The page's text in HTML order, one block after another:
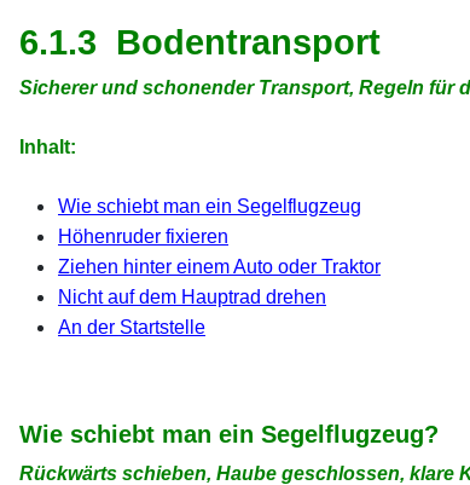
6.1.3 Bodentransport
Sicherer und schonender Transport, Regeln für
Inhalt:
Wie schiebt man ein Segelflugzeug
Höhenruder fixieren
Ziehen hinter einem Auto oder Traktor
Nicht auf dem Hauptrad drehen
An der Startstelle
Wie schiebt man ein Segelflugzeug?
Rückwärts schieben, Haube geschlossen, klare